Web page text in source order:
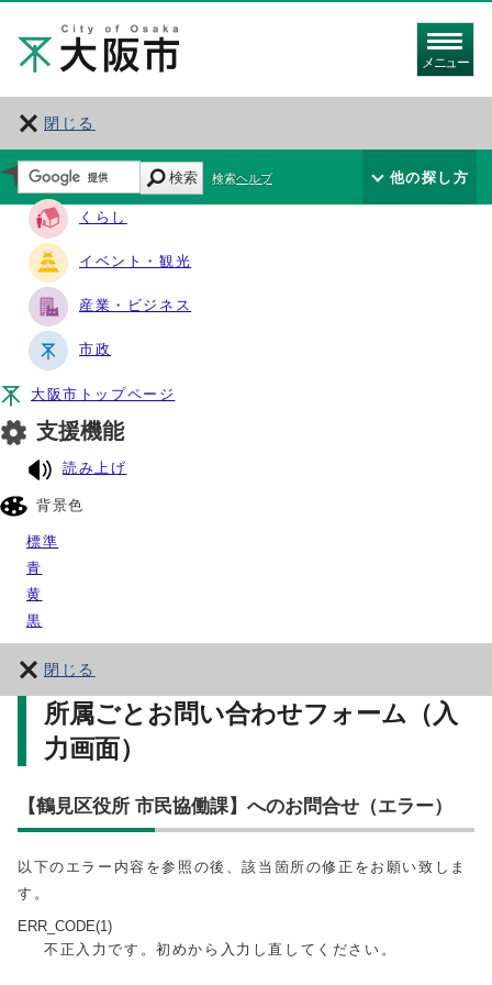
メニュー
閉じる
サイト・ナビ
くらし
イベント・観光
産業・ビジネス
市政
大阪市トップページ
支援機能
読み上げ
背景色
標準
青
黄
黒
閉じる
検索 検索ヘルプ 他の探し方
所属ごとお問い合わせフォーム（入
力画面）
【鶴見区役所 市民協働課】へのお問合せ（エラー）
以下のエラー内容を参照の後、該当箇所の修正をお願い致しま
す。
ERR_CODE(1)
不正入力です。初めから入力し直してください。